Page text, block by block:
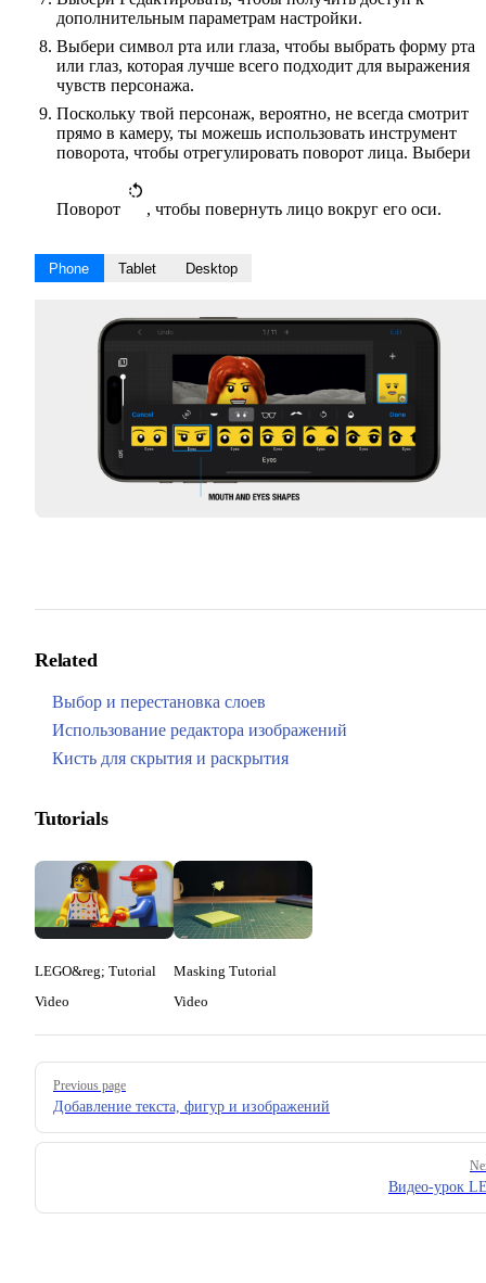
дополнительным параметрам настройки.
Выбери символ рта или глаза, чтобы выбрать форму рта
или глаз, которая лучше всего подходит для выражения
чувств персонажа.
Поскольку твой персонаж, вероятно, не всегда смотрит
прямо в камеру, ты можешь использовать инструмент
поворота, чтобы отрегулировать поворот лица. Выбери
Поворот , чтобы повернуть лицо вокруг его оси.
Phone Tablet Desktop
Related
Выбор и перестановка слоев
Использование редактора изображений
Кисть для скрытия и раскрытия
Tutorials
LEGO&reg; Tutorial
Video
Masking Tutorial
Video
Pager
Previous page
Добавление текста, фигур и изображений
Видео-урок